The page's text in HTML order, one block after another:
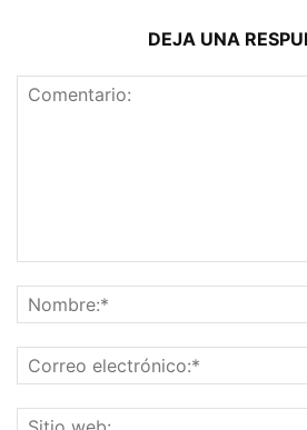
DEJA UNA